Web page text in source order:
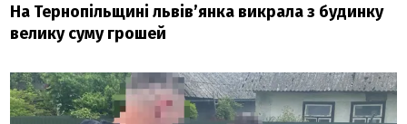
На Тернопільщині львів’янка викрала з будинку
велику суму грошей